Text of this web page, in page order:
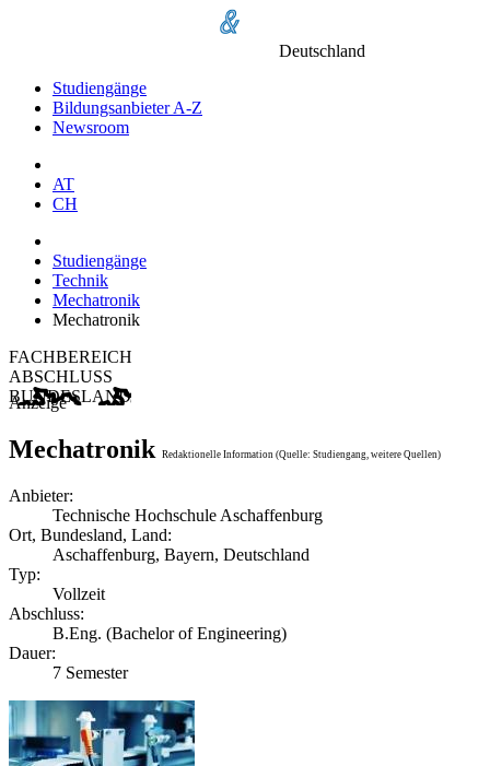
Deutschland
Studiengänge
Bildungsanbieter A-Z
Newsroom
AT
CH
Studiengänge
Technik
Mechatronik
Mechatronik
FACHBEREICH
ABSCHLUSS
BUNDESLAND
Anzeige
Mechatronik Redaktionelle Information (Quelle: Studiengang, weitere Quellen)
Anbieter:
Technische Hochschule Aschaffenburg
Ort, Bundesland, Land:
Aschaffenburg, Bayern, Deutschland
Typ:
Vollzeit
Abschluss:
B.Eng. (Bachelor of Engineering)
Dauer:
7 Semester